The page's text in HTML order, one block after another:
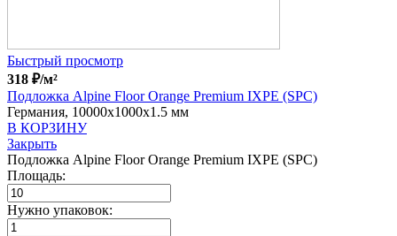
Быстрый просмотр
318 ₽/м²
Подложка Alpine Floor Orange Premium IXPE (SPC)
Германия, 10000x1000x1.5 мм
В КОРЗИНУ
Закрыть
Подложка Alpine Floor Orange Premium IXPE (SPC)
Площадь:
Нужно упаковок: